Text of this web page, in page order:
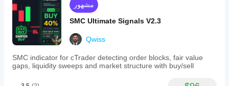
مشهور
SMC Ultimate Signals V2.3
Qwiss
SMC indicator for cTrader detecting order blocks, fair value
gaps, liquidity sweeps and market structure with buy/sell